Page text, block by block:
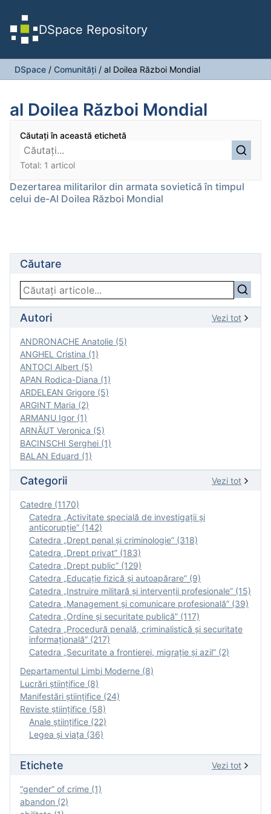
DSpace Repository
DSpace / Comunități / al Doilea Război Mondial
al Doilea Război Mondial
Căutați în această etichetă
Total: 1 articol
Dezertarea militarilor din armata sovietică în timpul
celui de-Al Doilea Război Mondial
Căutare
Autori Vezi tot
ANDRONACHE Anatolie (5)
ANGHEL Cristina (1)
ANTOCI Albert (5)
APAN Rodica-Diana (1)
ARDELEAN Grigore (5)
ARGINT Maria (2)
ARMANU Igor (1)
ARNĂUT Veronica (5)
BACINSCHI Serghei (1)
BALAN Eduard (1)
Categorii Vezi tot
Catedre (1170)
Catedra „Activitate specială de investigaţii şi
anticorupție” (142)
Catedra „Drept penal și criminologie” (318)
Catedra „Drept privat” (183)
Catedra „Drept public” (129)
Catedra „Educație fizică şi autoapărare” (9)
Catedra „Instruire militară şi intervenţii profesionale” (15)
Catedra „Management și comunicare profesională” (39)
Catedra „Ordine și securitate publică” (117)
Catedra „Procedură penală, criminalistică și securitate
informațională” (217)
Catedra „Securitate a frontierei, migrație și azil” (2)
Departamentul Limbi Moderne (8)
Lucrări științifice (8)
Manifestări ştiinţifice (24)
Reviste ştiinţifice (58)
Anale ştiinţifice (22)
Legea şi viaţa (36)
Etichete Vezi tot
“gender” of crime (1)
abandon (2)